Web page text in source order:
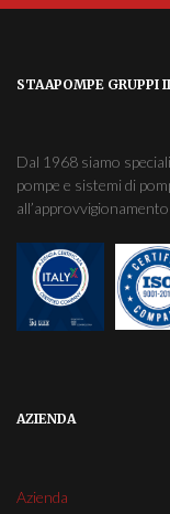
STAAPOMPE GRUPPI
Dal 1968 siamo
pompe e sistemi di
all’approvvigionamento
AZIENDA
Azienda